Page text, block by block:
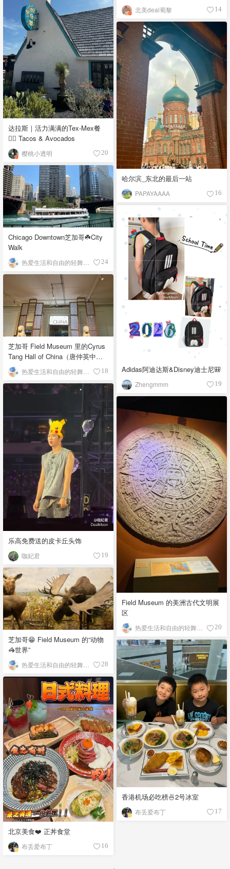
北美deal蜀黎 14
达拉斯｜活力满满的Tex-Mex餐
👉🏼 Tacos & Avocados
樱桃小透明 20
哈尔滨_东北的最后一站
PAPAYAAAA 16
Chicago Downtown芝加哥☘️City
Walk
24
Adidas阿迪达斯&Disney迪士尼🎒
Zhengmmm 19
芝加哥 Field Museum 里的Cyrus
Tang Hall of China（唐仲英中国
馆）
18
乐高免费送的皮卡丘头饰
咖妃君 19
Field Museum 的美洲古代文明展
区
热爱生活和自由的轻舞飞扬 20
芝加哥😁 Field Museum 的“动物
🦓世界”
28
香港机场必吃榜🍜2号冰室
布丢爱布丁 17
北京美食❤️ 正丼食堂
布丢爱布丁 16